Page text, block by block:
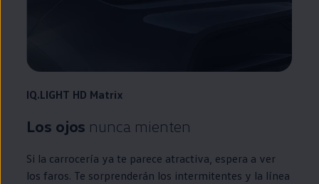
IQ.LIGHT HD Matrix
Los ojos nunca mienten
Si la carrocería ya te parece atractiva, espera a ver
los faros. Te sorprenderán los intermitentes y la línea